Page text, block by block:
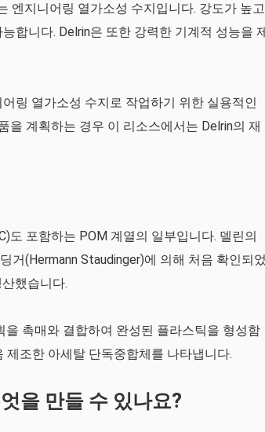
엔지니어링 열가소성 수지입니다. 강도가 높고
합니다. Delrin은 또한 강력한 기계적 성능을
링 열가소성 수지로 작업하기 위한 실용적인
을 계획하는 경우 이 리소스에서는 Delrin의 재
도 포함하는 POM 계열의 일부입니다. 델린의
거(Hermann Staudinger)에 의해 처음 확인되
했습니다.
촉매와 결합하여 완성된 플라스틱을 형성함
조한 아세탈 단독중합체를 나타냅니다.
을 만들 수 있나요?